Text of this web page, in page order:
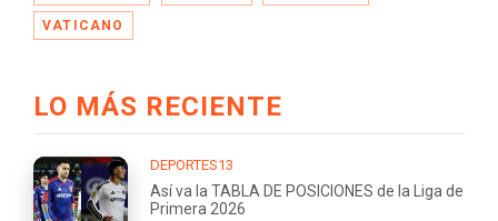
VATICANO
LO MÁS RECIENTE
DEPORTES13
Así va la TABLA DE POSICIONES de la Liga de
Primera 2026